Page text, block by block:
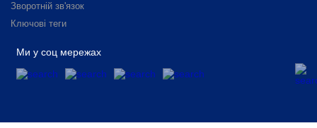
Зворотній зв'язок
Ключові теги
Ми у соц мережах